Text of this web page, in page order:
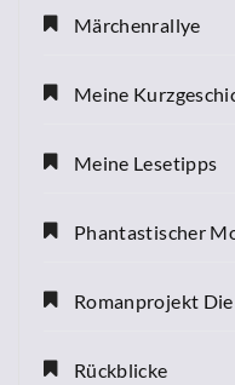
Märchenrallye
Meine
Meine Lesetipps
Phantastischer
Romanprojekt
Rückblicke